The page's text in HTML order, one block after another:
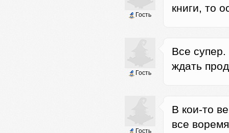
Гость
книги, то
Гость
Все супер.
ждать
Гость
В кои-то
все